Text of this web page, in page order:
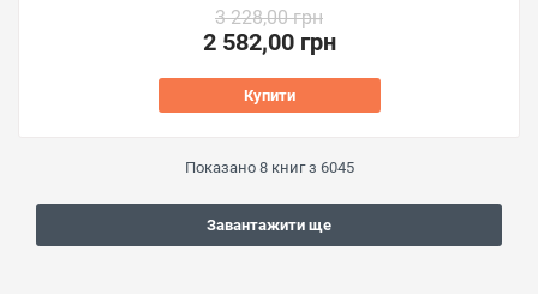
3 228,00 грн
2 582,00 грн
Купити
Показано 8книг з 6045
Завантажити ще